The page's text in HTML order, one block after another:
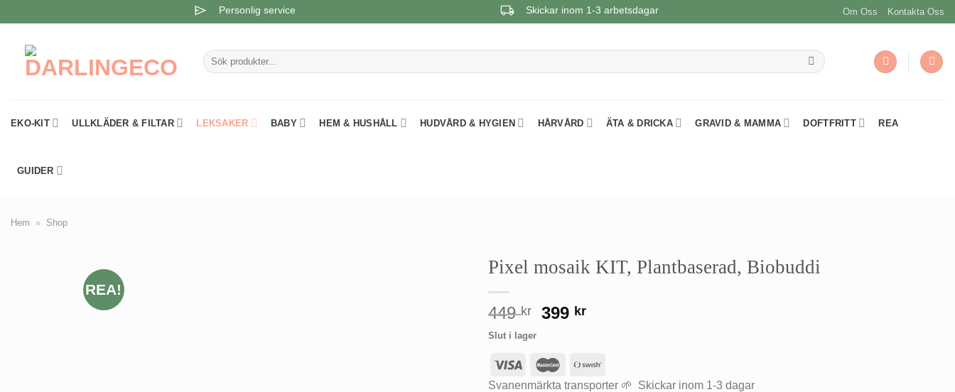
to
content
Personlig service Skickar inom 1-3 arbetsdagar Om Oss Kontakta Oss
Sök
efter:
EKO-KIT ULLKLÄDER & FILTAR LEKSAKER BABY HEM & HUSHÅLL HUDVÅRD & HYGIEN HÅRVÅRD ÄTA & DRICKA GRAVID & MAMMA DOFTFRITT REA
GUIDER
Hem » Shop
REA!
Pixel mosaik KIT, Plantbaserad, Biobuddi
449kr
Det
var:
449 kr.
399 krDet
är:
399 kr.
Slut i lager
Svanenmärkta transporter 🌱 Skickar inom 1-3 dagar